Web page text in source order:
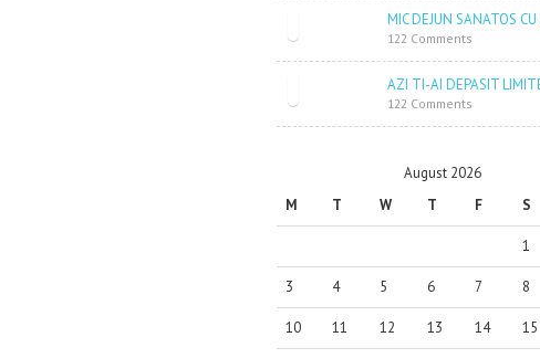
MIC DEJUN SANATOS
122 Comments
AZI TI-AI DEPASIT
122 Comments
August 2026
M
T W T F S
1
3 4 5 6 7 8
10 11 12 13 14 15